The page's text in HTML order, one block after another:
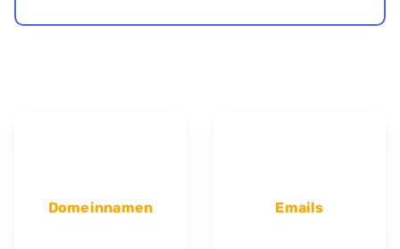
Domeinnamen Emails